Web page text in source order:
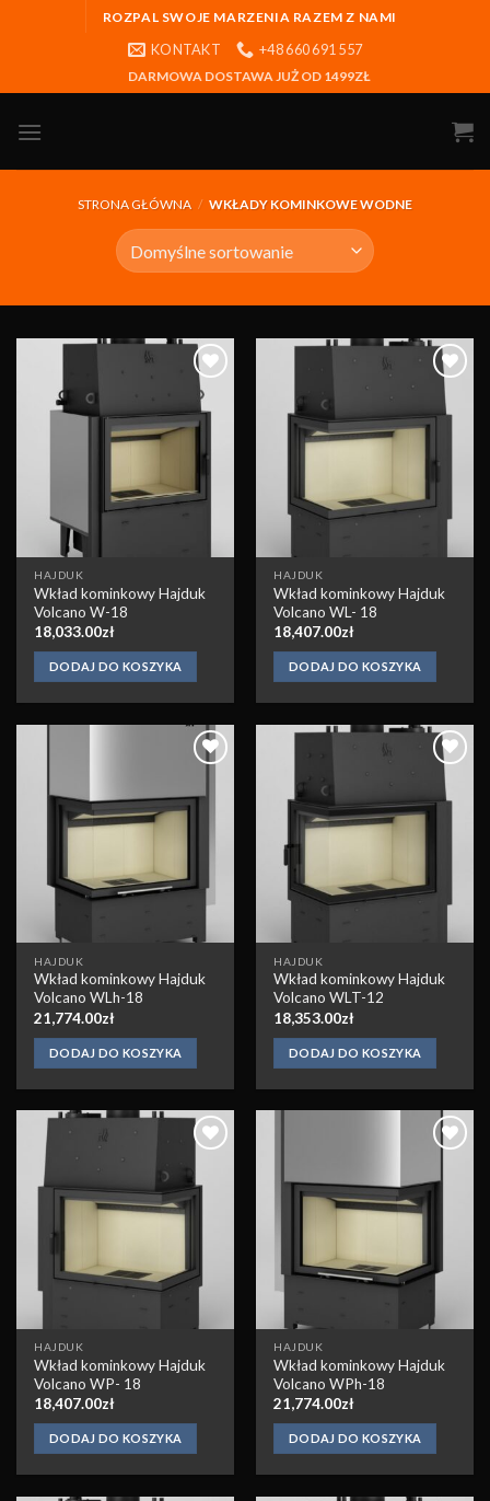
ROZPAL SWOJE MARZENIA RAZEM Z NAMI
KONTAKT +48 660 691 557
DARMOWA DOSTAWA JUŻ OD 1499ZŁ
STRONA GŁÓWNA / WKŁADY KOMINKOWE WODNE
Obserwuj
HAJDUK
Wkład kominkowy Hajduk
Volcano W-18
18,033.00zł
DODAJ DO KOSZYKA
Obserwuj
HAJDUK
Wkład kominkowy Hajduk
Volcano WL- 18
18,407.00zł
DODAJ DO KOSZYKA
Obserwuj
HAJDUK
Wkład kominkowy Hajduk
Volcano WLh-18
21,774.00zł
DODAJ DO KOSZYKA
Obserwuj
HAJDUK
Wkład kominkowy Hajduk
Volcano WLT-12
18,353.00zł
DODAJ DO KOSZYKA
Obserwuj
HAJDUK
Wkład kominkowy Hajduk
Volcano WP- 18
18,407.00zł
DODAJ DO KOSZYKA
Obserwuj
HAJDUK
Wkład kominkowy Hajduk
Volcano WPh-18
21,774.00zł
DODAJ DO KOSZYKA